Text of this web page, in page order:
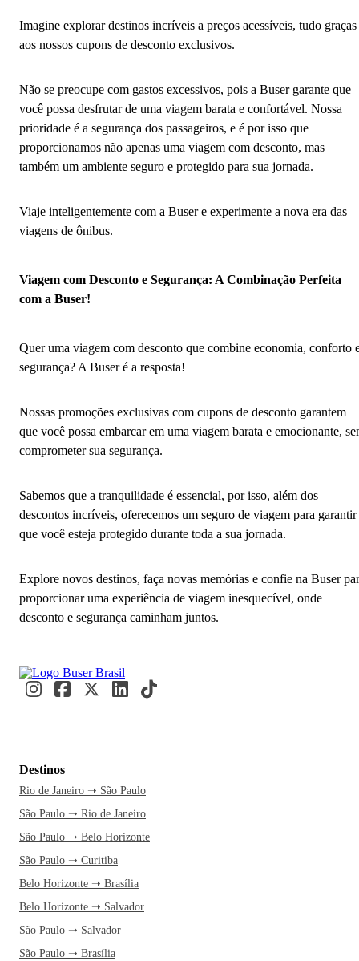
Imagine explorar destinos incríveis a preços acessíveis, tudo graças
aos nossos cupons de desconto exclusivos.
Não se preocupe com gastos excessivos, pois a Buser garante que
você possa desfrutar de uma viagem barata e confortável. Nossa
prioridade é a segurança dos passageiros, e é por isso que
proporcionamos não apenas uma viagem com desconto, mas
também um ambiente seguro e protegido para sua jornada.
Viaje inteligentemente com a Buser e experimente a nova era das
viagens de ônibus.
Viagem com Desconto e Segurança: A Combinação Perfeita
com a Buser!
Quer uma viagem com desconto que combine economia, conforto
segurança? A Buser é a resposta!
Nossas promoções exclusivas com cupons de desconto garantem
que você possa embarcar em uma viagem barata e emocionante,
comprometer sua segurança.
Sabemos que a tranquilidade é essencial, por isso, além dos
descontos incríveis, oferecemos um seguro de viagem para garantir
que você esteja protegido durante toda a sua jornada.
Explore novos destinos, faça novas memórias e confie na Buser
proporcionar uma experiência de viagem inesquecível, onde
desconto e segurança caminham juntos.
Destinos
Rio de Janeiro ➝ São Paulo
São Paulo ➝ Rio de Janeiro
São Paulo ➝ Belo Horizonte
São Paulo ➝ Curitiba
Belo Horizonte ➝ Brasília
Belo Horizonte ➝ Salvador
São Paulo ➝ Salvador
São Paulo ➝ Brasília